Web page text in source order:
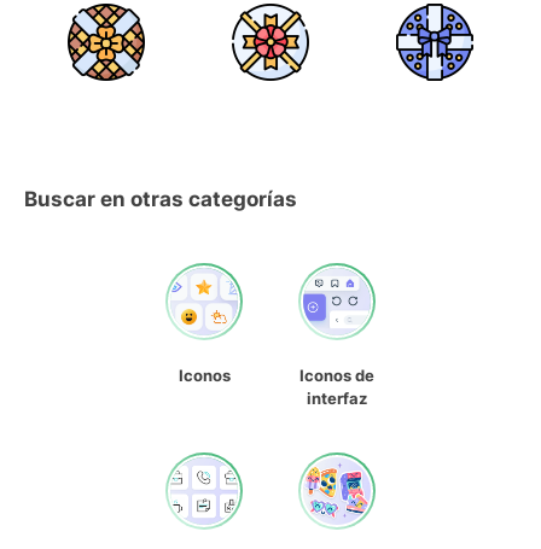
Buscar en otras categorías
Iconos
Iconos de
interfaz